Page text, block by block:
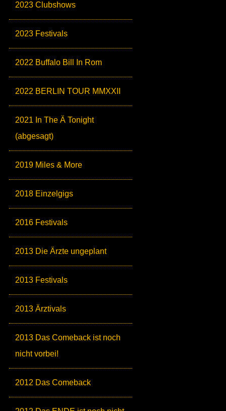
2023 Clubshows
2023 Festivals
2022 Buffalo Bill In Rom
2022 BERLIN TOUR MMXXII
2021 In The Ä Tonight
(abgesagt)
2019 Miles & More
2018 Einzelgigs
2016 Festivals
2013 Die Ärzte ungeplant
2013 Festivals
2013 Ärztivals
2013 Das Comeback ist noch
nicht vorbei!
2012 Das Comeback